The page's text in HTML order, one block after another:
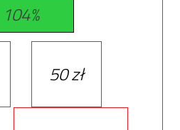
104%
50 zł